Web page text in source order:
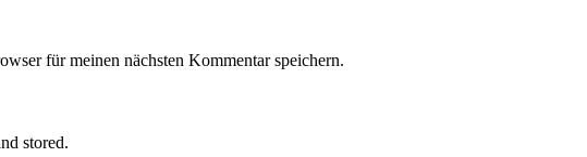
für meinen nächsten Kommentar speichern.
stored.